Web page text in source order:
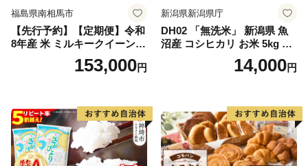
福島県南相馬市
【先行予約】【定期便】令和
8年産 米 ミルキークイーン
白米 45kg (5kg×9回) | ミルキ
ークイーン 米5kg 福島 福島
福島県 南相馬市 cu006-ae
153,000円
新潟県新潟県庁
DH02 「無洗米」 新潟県 魚
沼産 コシヒカリ お米 5kg こ
しひかり 精米 米（お米の美
味しい炊き方ガイド付き）
14,000円